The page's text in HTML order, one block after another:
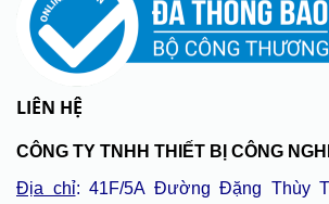
LIÊN HỆ
CÔNG TY TNHH THIẾT BỊ CÔNG
Địa chỉ: 41F/5A Đường Đặng Thùy